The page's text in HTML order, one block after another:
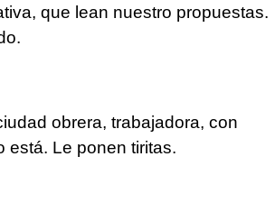
que lean nuestro propuestas.
obrera, trabajadora, con
está. Le ponen tiritas.